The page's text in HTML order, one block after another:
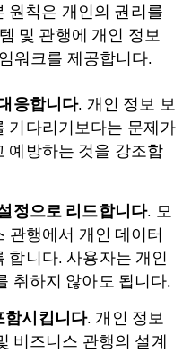
원칙은 개인의 권리를
및 관행에 개인 정보
워크를 제공합니다.
응합니다. 개인 정보 보
기다리기보다는 문제가
예방하는 것을 강조합
정으로 리드합니다. 모
관행에서 개인 데이터
합니다. 사용자는 개인
취하지 않아도 됩니다.
함시킵니다. 개인 정보
비즈니스 관행의 설계